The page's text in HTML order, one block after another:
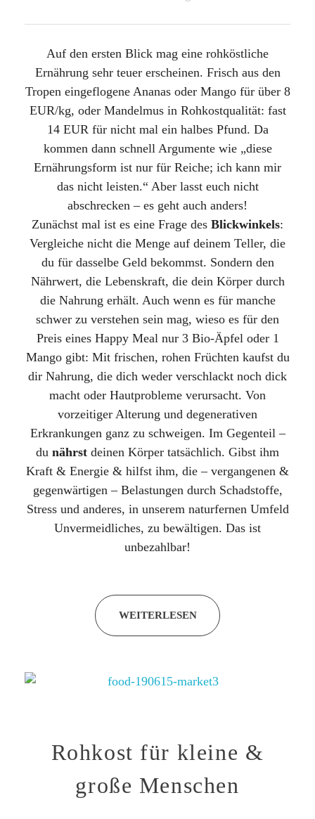
Auf den ersten Blick mag eine rohköstliche
Ernährung sehr teuer erscheinen. Frisch aus den
Tropen eingeflogene Ananas oder Mango für über 8
EUR/kg, oder Mandelmus in Rohkostqualität: fast
14 EUR für nicht mal ein halbes Pfund. Da
kommen dann schnell Argumente wie „diese
Ernährungsform ist nur für Reiche; ich kann mir
das nicht leisten.“ Aber lasst euch nicht
abschrecken – es geht auch anders!
Zunächst mal ist es eine Frage des Blickwinkels:
Vergleiche nicht die Menge auf deinem Teller, die
du für dasselbe Geld bekommst. Sondern den
Nährwert, die Lebenskraft, die dein Körper durch
die Nahrung erhält. Auch wenn es für manche
schwer zu verstehen sein mag, wieso es für den
Preis eines Happy Meal nur 3 Bio-Äpfel oder 1
Mango gibt: Mit frischen, rohen Früchten kaufst du
dir Nahrung, die dich weder verschlackt noch dick
macht oder Hautprobleme verursacht. Von
vorzeitiger Alterung und degenerativen
Erkrankungen ganz zu schweigen. Im Gegenteil –
du nährst deinen Körper tatsächlich. Gibst ihm
Kraft & Energie & hilfst ihm, die – vergangenen &
gegenwärtigen – Belastungen durch Schadstoffe,
Stress und anderes, in unserem naturfernen Umfeld
Unvermeidliches, zu bewältigen. Das ist
unbezahlbar!
WEITERLESEN
Rohkost für kleine &
große Menschen